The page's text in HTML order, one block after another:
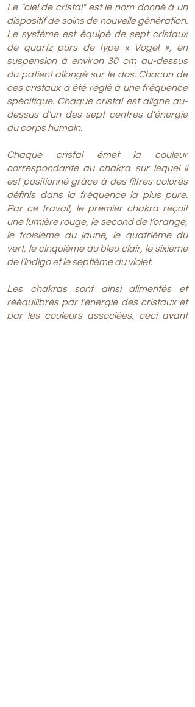
Le "ciel de cristal" est le nom donné à un
dispositif de soins de nouvelle génération.
Le système est équipé de sept cristaux
de quartz purs de type « Vogel », en
suspension à environ 30 cm au-dessus
du patient allongé sur le dos. Chacun de
ces cristaux a été réglé à une fréquence
spécifique. Chaque cristal est aligné au-
dessus d'un des sept centres d'énergie
du corps humain.
Chaque cristal émet la couleur
correspondante au chakra sur lequel il
est positionné grâce à des filtres colorés
définis dans la fréquence la plus pure.
Par ce travail, le premier chakra reçoit
une lumière rouge, le second de l’orange,
le troisième du jaune, le quatrième du
vert, le cinquième du bleu clair, le sixième
de l'indigo et le septième du violet.
Les chakras sont ainsi alimentés et
rééquilibrés par l’énergie des cristaux et
par les couleurs associées, ceci ayant